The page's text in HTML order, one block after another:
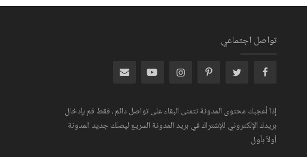
تواصل اجتماعي
إذا أعجبك محتوى المدونة نتمنى البقاء على تواصل دائم ، فقط قم بإدخال
بريدك الإلكتروني للإشتراك في بريد المدونة السريع ليصلك جديد المدونة
أولاً بأول